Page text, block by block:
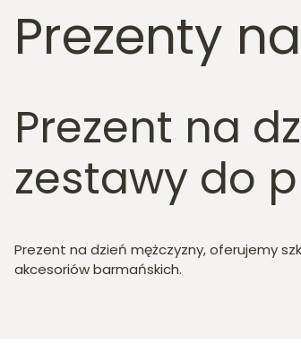
Prezenty
Prezent na
zestawy do
Prezent na dzień mężczyzny, oferujemy
akcesoriów barmańskich.